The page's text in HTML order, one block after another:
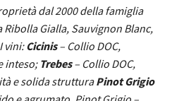
dal 2000 della famiglia
Gialla, Sauvignon Blanc,
vini:Cicinis– Collio DOC,
inteso; Trebes– Collio DOC,
e solida strutturaPinot Grigio